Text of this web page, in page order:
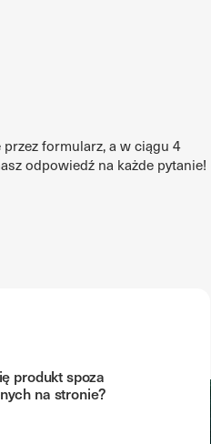
formularz, a w ciągu 4
odpowiedź na każde pytanie!
produkt spoza
na stronie?